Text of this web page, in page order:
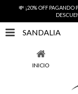
💸 ¡20% OFF PAGANDO
SANDALIA
INICIO